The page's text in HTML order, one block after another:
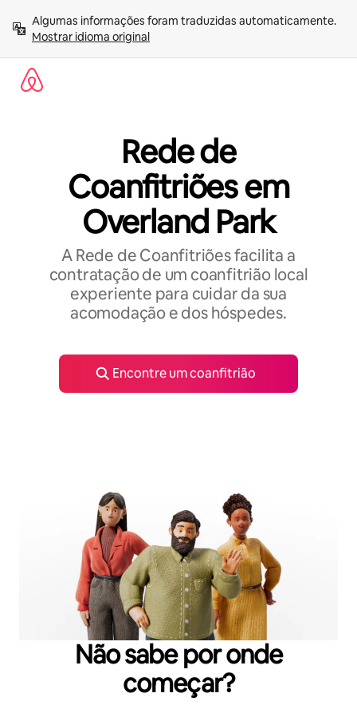
para
conteúdo
Mostrar idioma original
Rede de
Coanfitriões em
Overland Park
A Rede de Coanfitriões facilita a
contratação de um coanfitrião local
experiente para cuidar da sua
acomodação e dos hóspedes.
Encontre um coanfitrião
Não sabe por onde
começar?